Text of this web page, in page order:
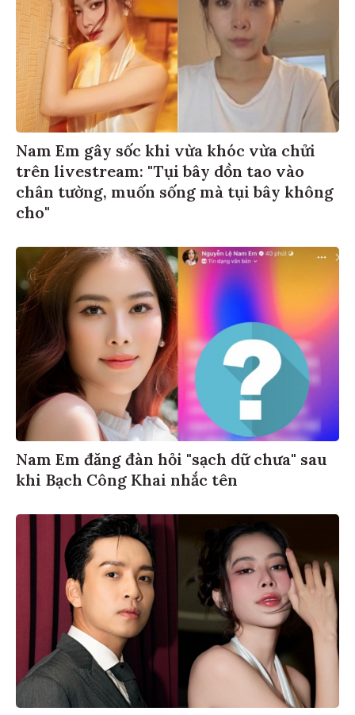
Nam Em gây sốc khi vừa khóc vừa chửi
trên livestream: "Tụi bây dồn tao vào
chân tường, muốn sống mà tụi bây không
cho"
Nam Em đăng đàn hỏi "sạch dữ chưa" sau
khi Bạch Công Khai nhắc tên